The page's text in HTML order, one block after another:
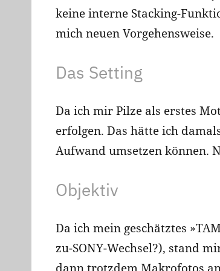
keine interne Stacking-
mich neuen Vorgehensweise.
Das Setting
Da ich mir Pilze als erstes
erfolgen. Das hätte ich
Aufwand umsetzen können.
Objektiv
Da ich mein geschätztes
zu-SONY-Wechsel?), stand